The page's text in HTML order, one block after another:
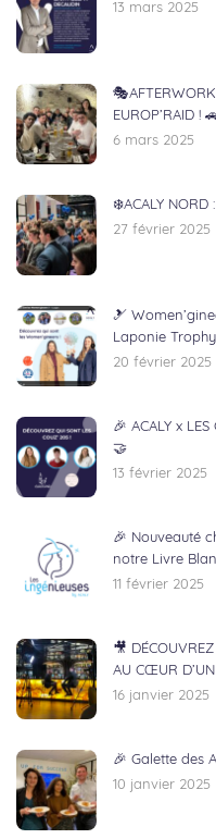
13 mars 2025
EUROP’RAID !
6 mars 2025
❄️ACALY NORD
27 février 2025
🎿
Laponie
20 février 2025
🎉 ACALY x
🤝
13 février 2025
🎉 Nouveauté
notre Livre
11 février 2025
🎥
AU CŒUR D’UN
16 janvier 2025
🎉 Galette des
10 janvier 2025